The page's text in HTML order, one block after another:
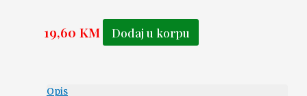
19,60KM Dodaj u korpu
Opis